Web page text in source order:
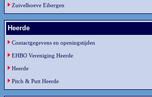
Zuivelhoeve Eibergen
Heerde
Contactgegevens en openingstijden
EHBO Vereniging Heerde
Heerde
Pitch & Putt Heerde